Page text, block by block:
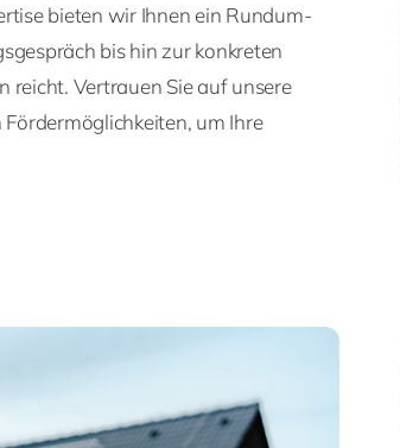
bieten wir Ihnen ein Rundum-
bis hin zur konkreten
Vertrauen Sie auf unsere
um Ihre